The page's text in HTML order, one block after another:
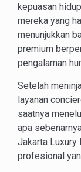
kepuasan
mereka yang
menunjukkan
premium
pengalaman
Setelah
layanan
saatnya
apa
Jakarta Luxury
profesional